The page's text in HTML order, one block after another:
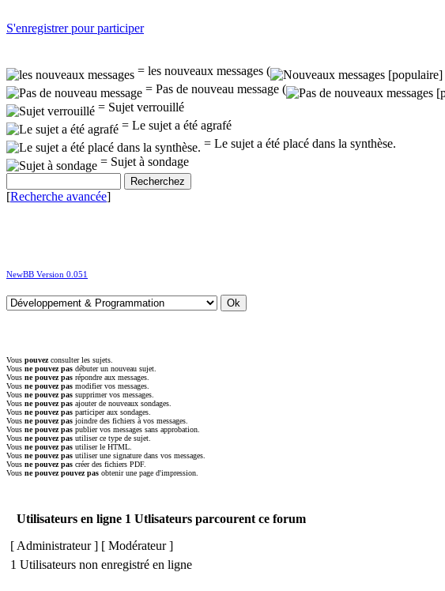
S'enregistrer pour participer
= les nouveaux messages (
= Pas de nouveau message (
= Sujet verrouillé
= Le sujet a été agrafé
= Le sujet a été placé dans la synthèse.
= Sujet à sondage
[Recherche avancée]
NewBB Version 0.051
Vous pouvezconsulter les sujets.
Vous ne pouvez pas débuter un nouveau sujet.
Vous ne pouvez pas répondre aux messages.
Vous ne pouvez pas modifier vos messages.
Vous ne pouvez pas supprimer vos messages.
Vous ne pouvez pas ajouter de nouveaux sondages.
Vous ne pouvez pas participer aux sondages.
Vous ne pouvez pas joindre des fichiers à vos messages.
Vous ne pouvez pas publier vos messages sans approbation.
Vous ne pouvez pas utiliser ce type de sujet.
Vous ne pouvez pas utiliser le HTML.
Vous ne pouvez pas utiliser une signature dans vos messages.
Vous ne pouvez pas créer des fichiers PDF.
Vous ne pouvez pouvez pas obtenir une page d'impression.
Utilisateurs en ligne 1 Utlisateurs parcourent ce forum
[ Administrateur] [ Modérateur]
1 Utilisateurs non enregistré en ligne